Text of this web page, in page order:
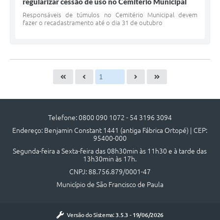
Responsáveis de túmulos no Cemitério Municipal devem
fazer o recadastramento até o dia 31 de outubro
Telefone: 0800 090 1072 - 54 3196 3094
Endereço: Benjamin Constant 1441 (antiga Fábrica Ortopé) | CEP:
95400-000
Segunda-feira a Sexta-feira das 08h30min às 11h30 e à tarde das
13h30min às 17h.
CNPJ: 88.756.879/0001-47
Município de São Francisco de Paula
Versão do Sistema: 3.5.3 - 19/06/2026